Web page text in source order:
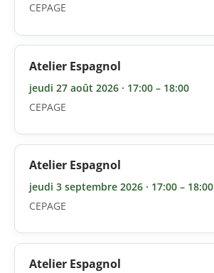
CEPAGE
Atelier Espagnol
jeudi 27 août 2026 · 17:00 – 18:00
CEPAGE
Atelier Espagnol
jeudi 3 septembre 2026 · 17:00 – 18:00
CEPAGE
Atelier Espagnol